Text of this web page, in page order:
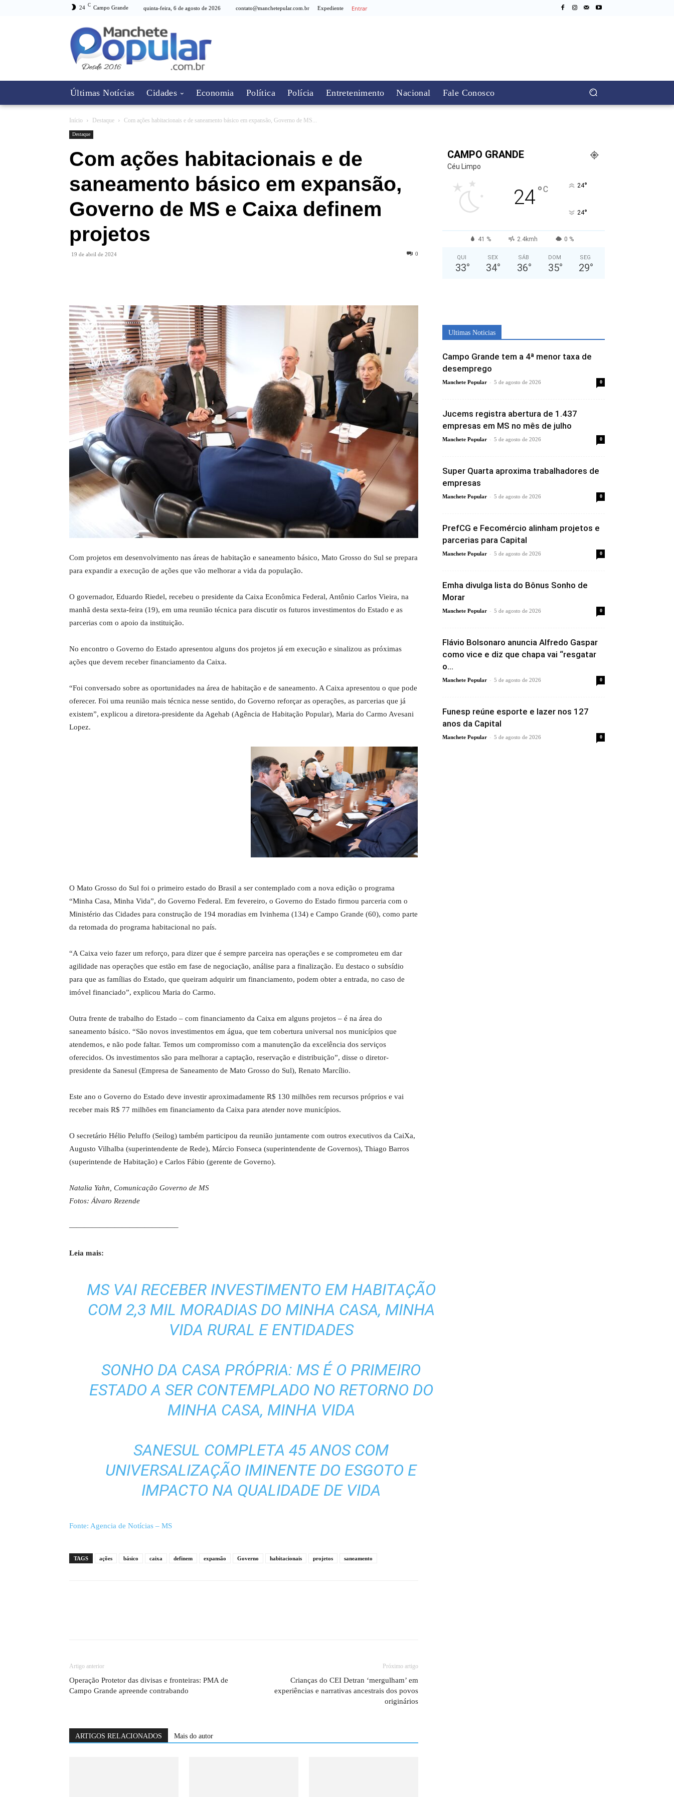
24 C Campo Grande quinta-feira, 6 de agosto de 2026 contato@manchetepular.com.br Expediente Entrar
Últimas Notícias Cidades Economia Política Polícia Entretenimento Nacional Fale Conosco
Início Destaque Com ações habitacionais e de saneamento básico em expansão, Governo de MS...
Destaque
Com ações habitacionais e de
saneamento básico em expansão,
Governo de MS e Caixa definem
projetos
19 de abril de 2024 0
Com projetos em desenvolvimento nas áreas de habitação e saneamento básico, Mato Grosso do Sul se prepara
para expandir a execução de ações que vão melhorar a vida da população.
O governador, Eduardo Riedel, recebeu o presidente da Caixa Econômica Federal, Antônio Carlos Vieira, na
manhã desta sexta-feira (19), em uma reunião técnica para discutir os futuros investimentos do Estado e as
parcerias com o apoio da instituição.
No encontro o Governo do Estado apresentou alguns dos projetos já em execução e sinalizou as próximas
ações que devem receber financiamento da Caixa.
“Foi conversado sobre as oportunidades na área de habitação e de saneamento. A Caixa apresentou o que pode
oferecer. Foi uma reunião mais técnica nesse sentido, do Governo reforçar as operações, as parcerias que já
existem”, explicou a diretora-presidente da Agehab (Agência de Habitação Popular), Maria do Carmo Avesani
Lopez.
O Mato Grosso do Sul foi o primeiro estado do Brasil a ser contemplado com a nova edição o programa
“Minha Casa, Minha Vida”, do Governo Federal. Em fevereiro, o Governo do Estado firmou parceria com o
Ministério das Cidades para construção de 194 moradias em Ivinhema (134) e Campo Grande (60), como parte
da retomada do programa habitacional no país.
“A Caixa veio fazer um reforço, para dizer que é sempre parceira nas operações e se comprometeu em dar
agilidade nas operações que estão em fase de negociação, análise para a finalização. Eu destaco o subsídio
para que as famílias do Estado, que queiram adquirir um financiamento, podem obter a entrada, no caso de
imóvel financiado”, explicou Maria do Carmo.
Outra frente de trabalho do Estado – com financiamento da Caixa em alguns projetos – é na área do
saneamento básico. “São novos investimentos em água, que tem cobertura universal nos municípios que
atendemos, e não pode faltar. Temos um compromisso com a manutenção da excelência dos serviços
oferecidos. Os investimentos são para melhorar a captação, reservação e distribuição”, disse o diretor-
presidente da Sanesul (Empresa de Saneamento de Mato Grosso do Sul), Renato Marcílio.
Este ano o Governo do Estado deve investir aproximadamente R$ 130 milhões rem recursos próprios e vai
receber mais R$ 77 milhões em financiamento da Caixa para atender nove municípios.
O secretário Hélio Peluffo (Seilog) também participou da reunião juntamente com outros executivos da CaiXa,
Augusto Vilhalba (superintendente de Rede), Márcio Fonseca (superintendente de Governos), Thiago Barros
(superintende de Habitação) e Carlos Fábio (gerente de Governo).
Natalia Yahn, Comunicação Governo de MS
Fotos: Álvaro Rezende
——————————————–
Leia mais:
MS VAI RECEBER INVESTIMENTO EM HABITAÇÃO
COM 2,3 MIL MORADIAS DO MINHA CASA, MINHA
VIDA RURAL E ENTIDADES
SONHO DA CASA PRÓPRIA: MS É O PRIMEIRO
ESTADO A SER CONTEMPLADO NO RETORNO DO
MINHA CASA, MINHA VIDA
SANESUL COMPLETA 45 ANOS COM
UNIVERSALIZAÇÃO IMINENTE DO ESGOTO E
IMPACTO NA QUALIDADE DE VIDA
Fonte: Agencia de Notícias – MS
TAGS ações básico caixa definem expansão Governo habitacionais projetos saneamento
Artigo anterior
Operação Protetor das divisas e fronteiras: PMA de
Campo Grande apreende contrabando
Próximo artigo
Crianças do CEI Detran ‘mergulham’ em
experiências e narrativas ancestrais dos povos
originários
ARTIGOS RELACIONADOS Mais do autor
CAMPO GRANDE
Céu Limpo
24°C 24°
24°
41 % 2.4kmh 0 %
QUI
33°
SEX
34°
SÁB
36°
DOM
35°
SEG
29°
Ultimas Noticias
Campo Grande tem a 4ª menor taxa de
desemprego
Manchete Popular - 5 de agosto de 2026 0
Jucems registra abertura de 1.437
empresas em MS no mês de julho
Manchete Popular - 5 de agosto de 2026 0
Super Quarta aproxima trabalhadores de
empresas
Manchete Popular - 5 de agosto de 2026 0
PrefCG e Fecomércio alinham projetos e
parcerias para Capital
Manchete Popular - 5 de agosto de 2026 0
Emha divulga lista do Bônus Sonho de
Morar
Manchete Popular - 5 de agosto de 2026 0
Flávio Bolsonaro anuncia Alfredo Gaspar
como vice e diz que chapa vai “resgatar
o...
Manchete Popular - 5 de agosto de 2026 0
Funesp reúne esporte e lazer nos 127
anos da Capital
Manchete Popular - 5 de agosto de 2026 0